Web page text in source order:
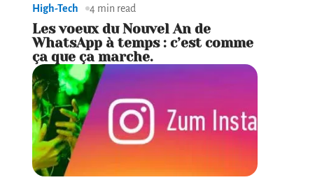
High-Tech 4 min read
Les voeux du Nouvel An de
WhatsApp à temps : c’est comme
ça que ça marche.